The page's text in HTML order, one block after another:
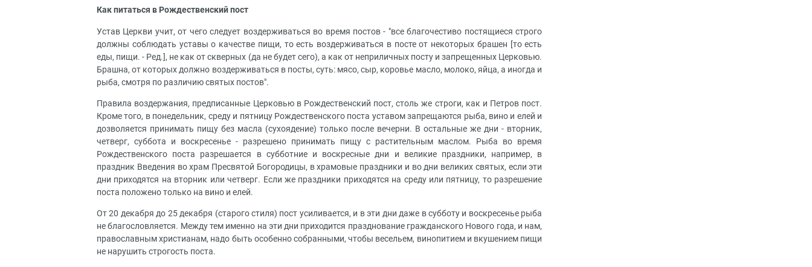
Как питаться в Рождественский пост
Устав Церкви учит, от чего следует воздерживаться во время постов - "все благочестиво постящиеся строго
должны соблюдать уставы о качестве пищи, то есть воздерживаться в посте от некоторых брашен [то есть
еды, пищи. - Ред.], не как от скверных (да не будет сего), а как от неприличных посту и запрещенных Церковью.
Брашна, от которых должно воздерживаться в посты, суть: мясо, сыр, коровье масло, молоко, яйца, а иногда и
рыба, смотря по различию святых постов".
Правила воздержания, предписанные Церковью в Рождественский пост, столь же строги, как и Петров пост.
Кроме того, в понедельник, среду и пятницу Рождественского поста уставом запрещаются рыба, вино и елей и
дозволяется принимать пищу без масла (сухоядение) только после вечерни. В остальные же дни - вторник,
четверг, суббота и воскресенье - разрешено принимать пищу с растительным маслом. Рыба во время
Рождественского поста разрешается в субботние и воскресные дни и великие праздники, например, в
праздник Введения во храм Пресвятой Богородицы, в храмовые праздники и во дни великих святых, если эти
дни приходятся на вторник или четверг. Если же праздники приходятся на среду или пятницу, то разрешение
поста положено только на вино и елей.
От 20 декабря до 25 декабря (старого стиля) пост усиливается, и в эти дни даже в субботу и воскресенье рыба
не благословляется. Между тем именно на эти дни приходится празднование гражданского Нового года, и нам,
православным христианам, надо быть особенно собранными, чтобы весельем, винопитием и вкушением пищи
не нарушить строгость поста.